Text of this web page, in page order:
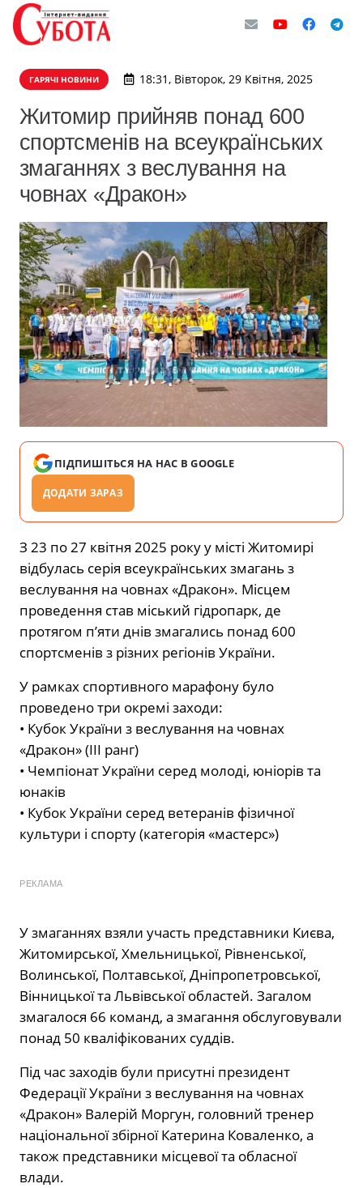
ГАРЯЧІ НОВИНИ 18:31, Вівторок, 29 Квітня, 2025
Житомир прийняв понад 600
спортсменів на всеукраїнських
змаганнях з веслування на
човнах «Дракон»
ПІДПИШІТЬСЯ НА НАС В GOOGLE
ДОДАТИ ЗАРАЗ
З 23 по 27 квітня 2025 року у місті Житомирі
відбулась серія всеукраїнських змагань з
веслування на човнах «Дракон». Місцем
проведення став міський гідропарк, де
протягом п’яти днів змагались понад 600
спортсменів з різних регіонів України.
У рамках спортивного марафону було
проведено три окремі заходи:
• Кубок України з веслування на човнах
«Дракон» (ІІІ ранг)
• Чемпіонат України серед молоді, юніорів та
юнаків
• Кубок України серед ветеранів фізичної
культури і спорту (категорія «мастерс»)
РЕКЛАМА
У змаганнях взяли участь представники Києва,
Житомирської, Хмельницької, Рівненської,
Волинської, Полтавської, Дніпропетровської,
Вінницької та Львівської областей. Загалом
змагалося 66 команд, а змагання обслуговували
понад 50 кваліфікованих суддів.
Під час заходів були присутні президент
Федерації України з веслування на човнах
«Дракон» Валерій Моргун, головний тренер
національної збірної Катерина Коваленко, а
також представники місцевої та обласної
влади.